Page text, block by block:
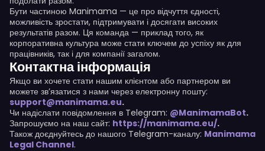
Бути частиною Manimama — це про відчуття єдності,
можливість зростати, підтримувати і досягати високих
результатів разом. Ця команда — приклад того, як
корпоративна культура може стати ключем до успіху як для
працівників, так і для компанії загалом.
Контактна інформація
Якщо ви хочете стати нашим клієнтом або партнером ви
можете зв’язатися з нами через електронну пошту:
support@manimama.eu.
Чи надіслати повідомлення в Telegram: @ManimamaBot.
Запрошуємо на наш сайт: https://manimama.eu/.
Також доєднуйтесь до нашого Telegram-каналу: Manimama
Legal Channel.